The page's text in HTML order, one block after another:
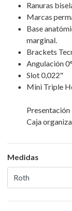
Ranuras
Marcas
Base
marginal.
Brackets
Angulación
Slot 0,022"
Mini Triple
Presentación
Caja
Medidas